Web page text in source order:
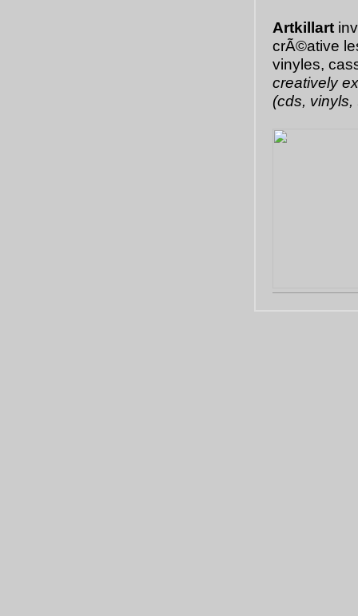
Artkillart
crÃ©ative
vinyles,
creatively
(cds, vinyls,